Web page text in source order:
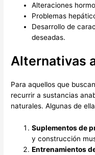
Alteraciones
Problemas
Desarrollo de
deseadas.
Alternativas
Para aquellos que
recurrir a sustancias
naturales. Algunas de
Suplementos de
y construcción
Entrenamientos